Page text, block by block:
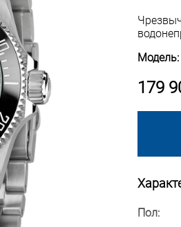
Модель:
179
Пол: